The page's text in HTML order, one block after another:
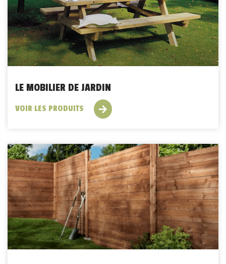
LE MOBILIER DE JARDIN
VOIR LES PRODUITS